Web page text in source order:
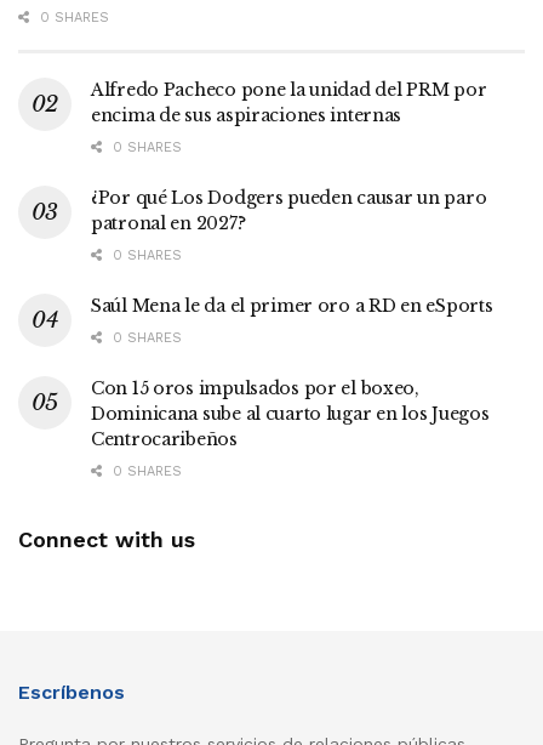
0 SHARES
Alfredo Pacheco pone la unidad del PRM por
encima de sus aspiraciones internas
0 SHARES
¿Por qué Los Dodgers pueden causar un paro
patronal en 2027?
0 SHARES
Saúl Mena le da el primer oro a RD en eSports
0 SHARES
Con 15 oros impulsados por el boxeo,
Dominicana sube al cuarto lugar en los Juegos
Centrocaribeños
0 SHARES
Connect with us
Escríbenos